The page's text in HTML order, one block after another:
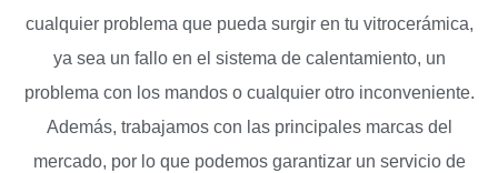
cualquier problema que pueda surgir en tu vitrocerámica,
ya sea un fallo en el sistema de calentamiento, un
problema con los mandos o cualquier otro inconveniente.
Además, trabajamos con las principales marcas del
mercado, por lo que podemos garantizar un servicio de